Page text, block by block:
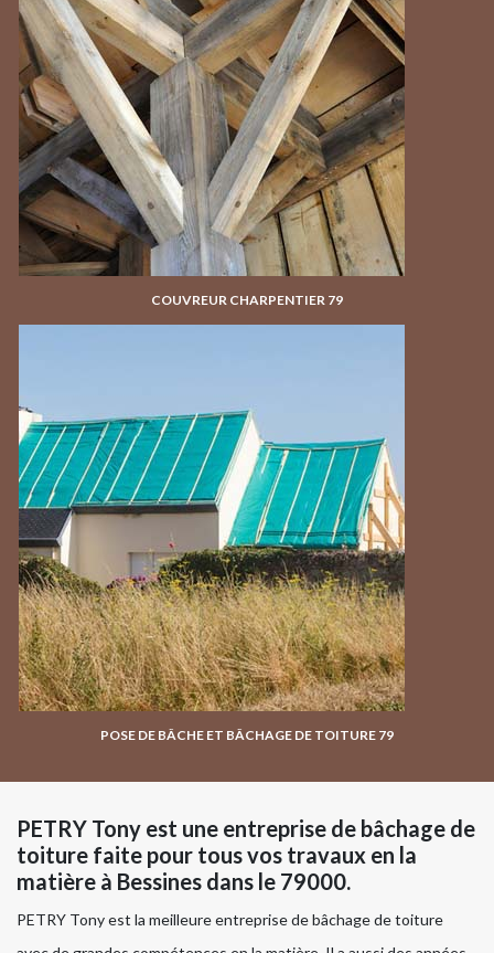
COUVREUR CHARPENTIER 79
POSE DE BÂCHE ET BÂCHAGE DE TOITURE 79
PETRY Tony est une entreprise de bâchage de
toiture faite pour tous vos travaux en la
matière à Bessines dans le 79000.
PETRY Tony est la meilleure entreprise de bâchage de toiture